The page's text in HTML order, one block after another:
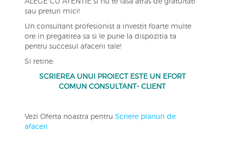
sau preturi mici!
Un consultant profesionist a investit foarte multe
ore in pregatirea sa si le pune la dispozitia ta
pentru succesul afacerii tale!
Si retine:
SCRIEREA UNUI PROIECT ESTE UN EFORT
COMUN CONSULTANT- CLIENT
Vezi Oferta noastra pentru Scriere planuri de
afaceri